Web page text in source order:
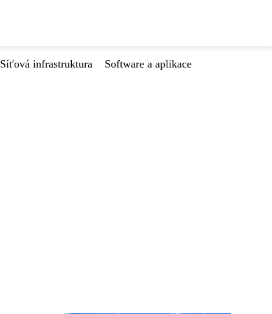
Síťová infrastruktura Software a aplikace